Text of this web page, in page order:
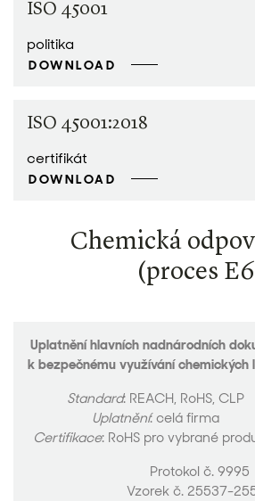
ISO 45001
politika
DOWNLOAD
ISO 45001:2018
certifikát
DOWNLOAD
Chemická
(proces
Uplatnění hlavních nadnárodních
k bezpečnému využívání chemických
Standard: REACH, RoHS, CLP
Uplatnění: celá firma
Certifikace: RoHS pro vybrané
Protokol č. 9995
Vzorek č. 25537-